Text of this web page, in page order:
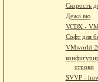
Скорость
Дежа вю
VCDX -
Софт для
VMworld
строки
SVVP -